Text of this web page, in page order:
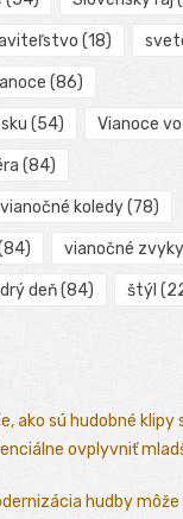
(18)
(86)
(54) Vianoce
(84)
koledy(78)
vianočné zvyky
deň(84) štýl
ako sú hudobné
ovplyvniť
hudby